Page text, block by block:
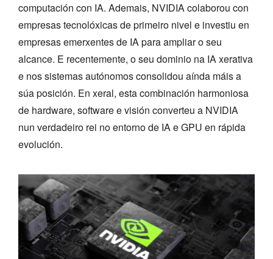
computación con IA. Ademais, NVIDIA colaborou con
empresas tecnolóxicas de primeiro nivel e investiu en
empresas emerxentes de IA para ampliar o seu
alcance. E recentemente, o seu dominio na IA xerativa
e nos sistemas autónomos consolidou aínda máis a
súa posición. En xeral, esta combinación harmoniosa
de hardware, software e visión converteu a NVIDIA
nun verdadeiro rei no entorno de IA e GPU en rápida
evolución.